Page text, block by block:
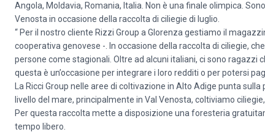
Angola, Moldavia, Romania, Italia. Non è una finale olimpica.
Venosta in occasione della raccolta di ciliegie di luglio.
“ Per il nostro cliente Rizzi Group a Glorenza gestiamo il
cooperativa genovese -. In occasione della raccolta di ciliegie,
persone come stagionali. Oltre ad alcuni italiani, ci sono ragazzi
questa è un’occasione per integrare i loro redditi o per potersi
La Ricci Group nelle aree di coltivazione in Alto Adige punta
livello del mare, principalmente in Val Venosta, coltiviamo
Per questa raccolta mette a disposizione una foresteria
tempo libero.